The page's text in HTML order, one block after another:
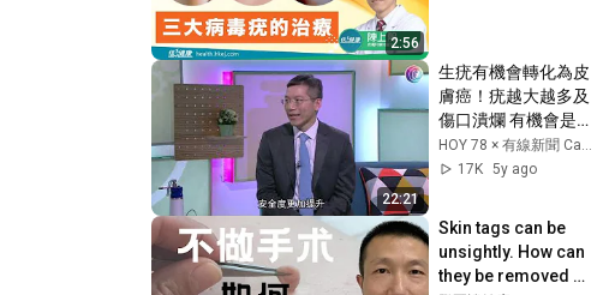
27
擦傷不用怕！遊山玩水必備
法寶是它？！
AQ Bio Technology Group Limited
28
誤食洗手液失聲 靠AQ救回一
命
AQ Bio Technology Group Limited
29
酒精濕紙巾易致敏！
AQ Bio Technology Group Limited
十年用家真情分享 生活為何
2:56
22:21
生疣有機會轉化為皮
膚癌！疣越大越多及
傷口潰爛 有機會是輪
狀細胞皮膚癌－Fit
開有條路 EP372 - 香
HOY 78 × 有線新聞 Cable News
17K 5y ago
Skin tags can be
unsightly. How can
they be removed